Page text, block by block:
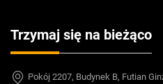
Trzymaj się na bieżąco
Pokój 2207, Budynek B, Futian